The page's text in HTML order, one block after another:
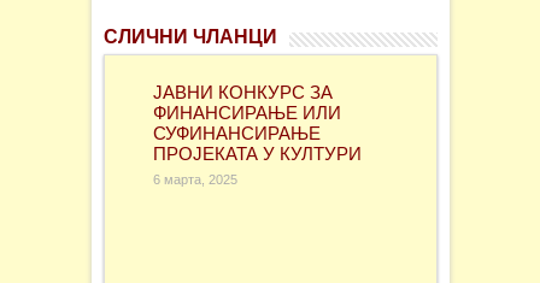
СЛИЧНИ ЧЛАНЦИ
ЈАВНИ КОНКУРС ЗА
ФИНАНСИРАЊЕ ИЛИ
СУФИНАНСИРАЊЕ
ПРОЈЕКАТА У КУЛТУРИ
6 марта, 2025